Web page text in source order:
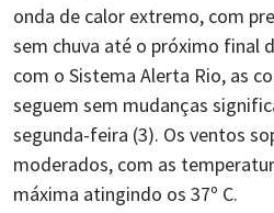
onda de calor extremo, com
sem chuva até o próximo final
com o Sistema Alerta Rio, as
seguem sem mudanças
segunda-feira (3). Os ventos
moderados, com as
máxima atingindo os 37º C.